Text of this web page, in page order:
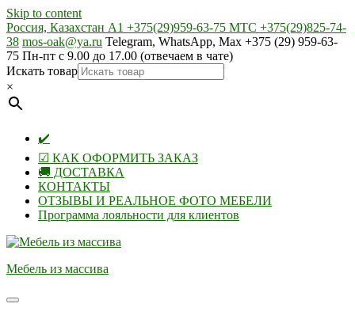
Skip to content
Россия, Казахстан А1 +375(29)959-63-75 МТС +375(29)825-74-
38 mos-oak@ya.ru Telegram, WhatsApp, Max +375 (29) 959-63-
75 Пн-пт с 9.00 до 17.00 (отвечаем в чате)
Искать товар
×
✔️
☑ КАК ОФОРМИТЬ ЗАКАЗ
🚚 ДОСТАВКА
КОНТАКТЫ
ОТЗЫВЫ И РЕАЛЬНОЕ ФОТО МЕБЕЛИ
Программа лояльности для клиентов
Мебель из массива